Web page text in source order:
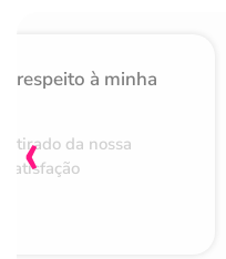
respeito à minha
da nossa
‹